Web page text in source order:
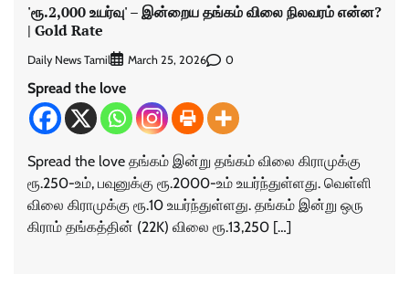
'ரூ.2,000 உயர்வு' – இன்றைய தங்கம் விலை நிலவரம் என்ன?
| Gold Rate
Daily News Tamil March 25, 2026 0
Spread the love
Spread the love தங்கம் இன்று தங்கம் விலை கிராமுக்கு
ரூ.250-உம், பவுனுக்கு ரூ.2000-உம் உயர்ந்துள்ளது. வெள்ளி
விலை கிராமுக்கு ரூ.10 உயர்ந்துள்ளது. தங்கம் இன்று ஒரு
கிராம் தங்கத்தின் (22K) விலை ரூ.13,250 […]